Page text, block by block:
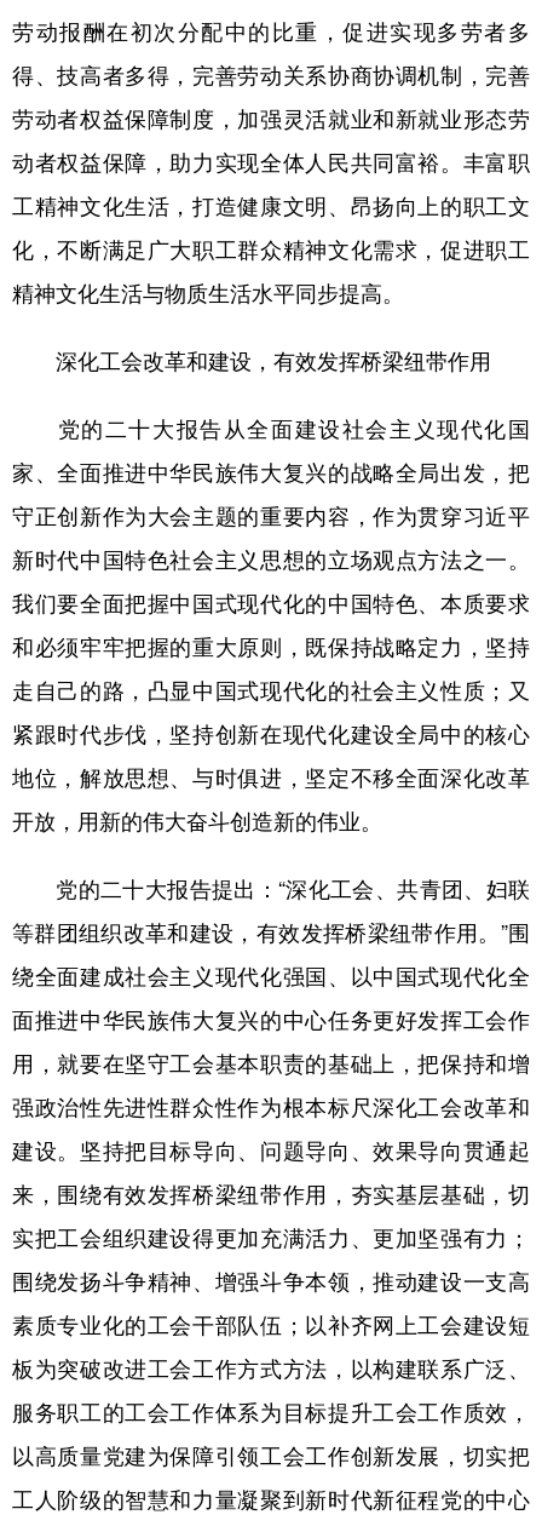
劳动报酬在初次分配中的比重，促进实现多劳者多
得、技高者多得，完善劳动关系协商协调机制，完善
劳动者权益保障制度，加强灵活就业和新就业形态劳
动者权益保障，助力实现全体人民共同富裕。丰富职
工精神文化生活，打造健康文明、昂扬向上的职工文
化，不断满足广大职工群众精神文化需求，促进职工
精神文化生活与物质生活水平同步提高。
深化工会改革和建设，有效发挥桥梁纽带作用
党的二十大报告从全面建设社会主义现代化国
家、全面推进中华民族伟大复兴的战略全局出发，把
守正创新作为大会主题的重要内容，作为贯穿习近平
新时代中国特色社会主义思想的立场观点方法之一。
我们要全面把握中国式现代化的中国特色、本质要求
和必须牢牢把握的重大原则，既保持战略定力，坚持
走自己的路，凸显中国式现代化的社会主义性质；又
紧跟时代步伐，坚持创新在现代化建设全局中的核心
地位，解放思想、与时俱进，坚定不移全面深化改革
开放，用新的伟大奋斗创造新的伟业。
党的二十大报告提出：“深化工会、共青团、妇联
等群团组织改革和建设，有效发挥桥梁纽带作用。”围
绕全面建成社会主义现代化强国、以中国式现代化全
面推进中华民族伟大复兴的中心任务更好发挥工会作
用，就要在坚守工会基本职责的基础上，把保持和增
强政治性先进性群众性作为根本标尺深化工会改革和
建设。坚持把目标导向、问题导向、效果导向贯通起
来，围绕有效发挥桥梁纽带作用，夯实基层基础，切
实把工会组织建设得更加充满活力、更加坚强有力；
围绕发扬斗争精神、增强斗争本领，推动建设一支高
素质专业化的工会干部队伍；以补齐网上工会建设短
板为突破改进工会工作方式方法，以构建联系广泛、
服务职工的工会工作体系为目标提升工会工作质效，
以高质量党建为保障引领工会工作创新发展，切实把
工人阶级的智慧和力量凝聚到新时代新征程党的中心